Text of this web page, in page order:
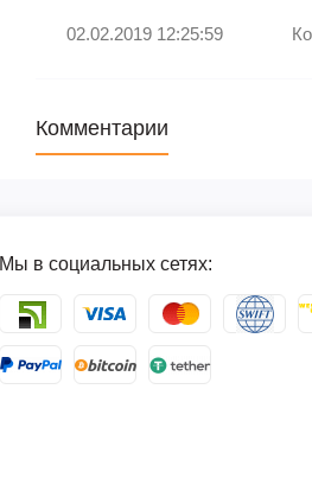
02.02.2019 12:25:59
Комментарии
Мы в социальных сетях: